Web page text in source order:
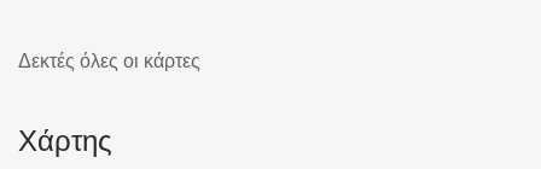
Δεκτές όλες οι κάρτες
Χάρτης